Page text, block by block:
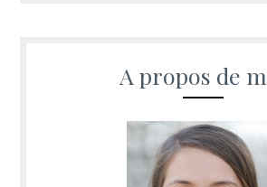
A propos de